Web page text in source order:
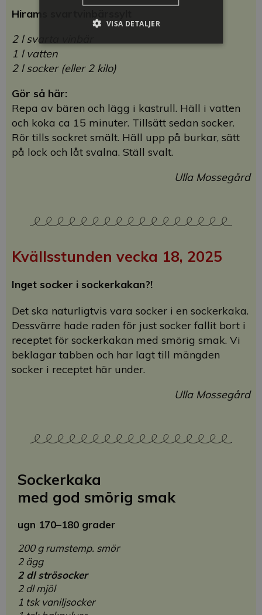
Hirams svartvinbärssylt
2 l svarta vinbär
1 l vatten
2 l socker (eller 2 kilo)
Gör så här:
Repa av bären och lägg i kastrull. Häll i vatten
och koka ca 15 minuter. Tillsätt sedan socker.
Rör tills sockret smält. Häll upp på burkar, sätt
på lock och låt svalna. Ställ svalt.
Ulla Mossegård
Kvällsstunden vecka 18, 2025
Inget socker i sockerkakan?!
Det ska naturligtvis vara socker i en sockerkaka.
Dessvärre hade raden för just socker fallit bort i
receptet för sockerkakan med smörig smak. Vi
beklagar tabben och har lagt till mängden
socker i receptet här under.
Ulla Mossegård
Sockerkaka
med god smörig smak
ugn 170–180 grader
200 g rumstemp. smör
2 ägg
2 dl strösocker
2 dl mjöl
1 tsk vaniljsocker
VISA DETALJER